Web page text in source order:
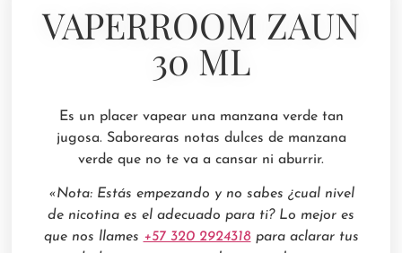
VAPERROOM ZAUN
30 ML
Es un placer vapear una manzana verde tan
jugosa. Saborearas notas dulces de manzana
verde que no te va a cansar ni aburrir.
«Nota: Estás empezando y no sabes ¿cual nivel
de nicotina es el adecuado para ti? Lo mejor es
que nos llames +57 320 2924318 para aclarar tus